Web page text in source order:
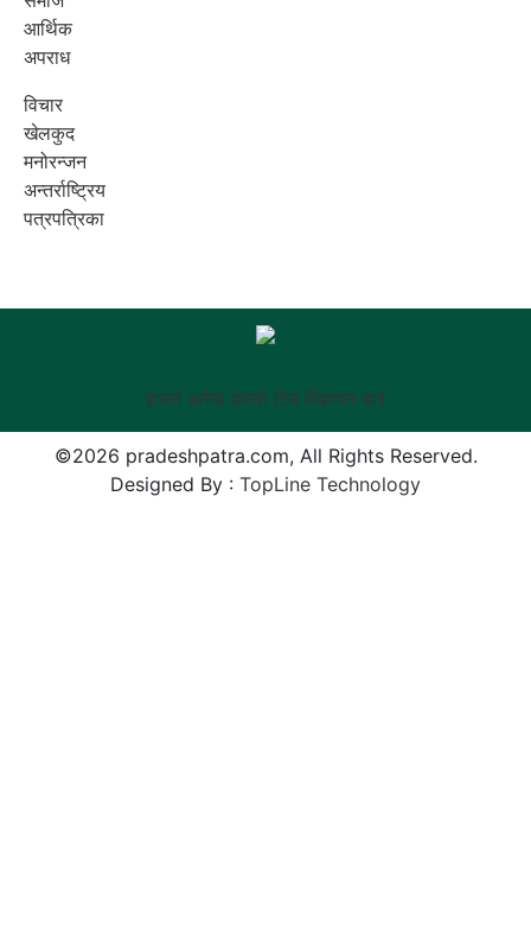
आर्थिक
अपराध
विचार
खेलकुद
मनोरन्जन
अन्तर्राष्ट्रिय
पत्रपत्रिका
हाम्रो बारेमा हाम्रो टिम विज्ञापन बारे
©2026 pradeshpatra.com, All Rights Reserved.
Designed By : TopLine Technology